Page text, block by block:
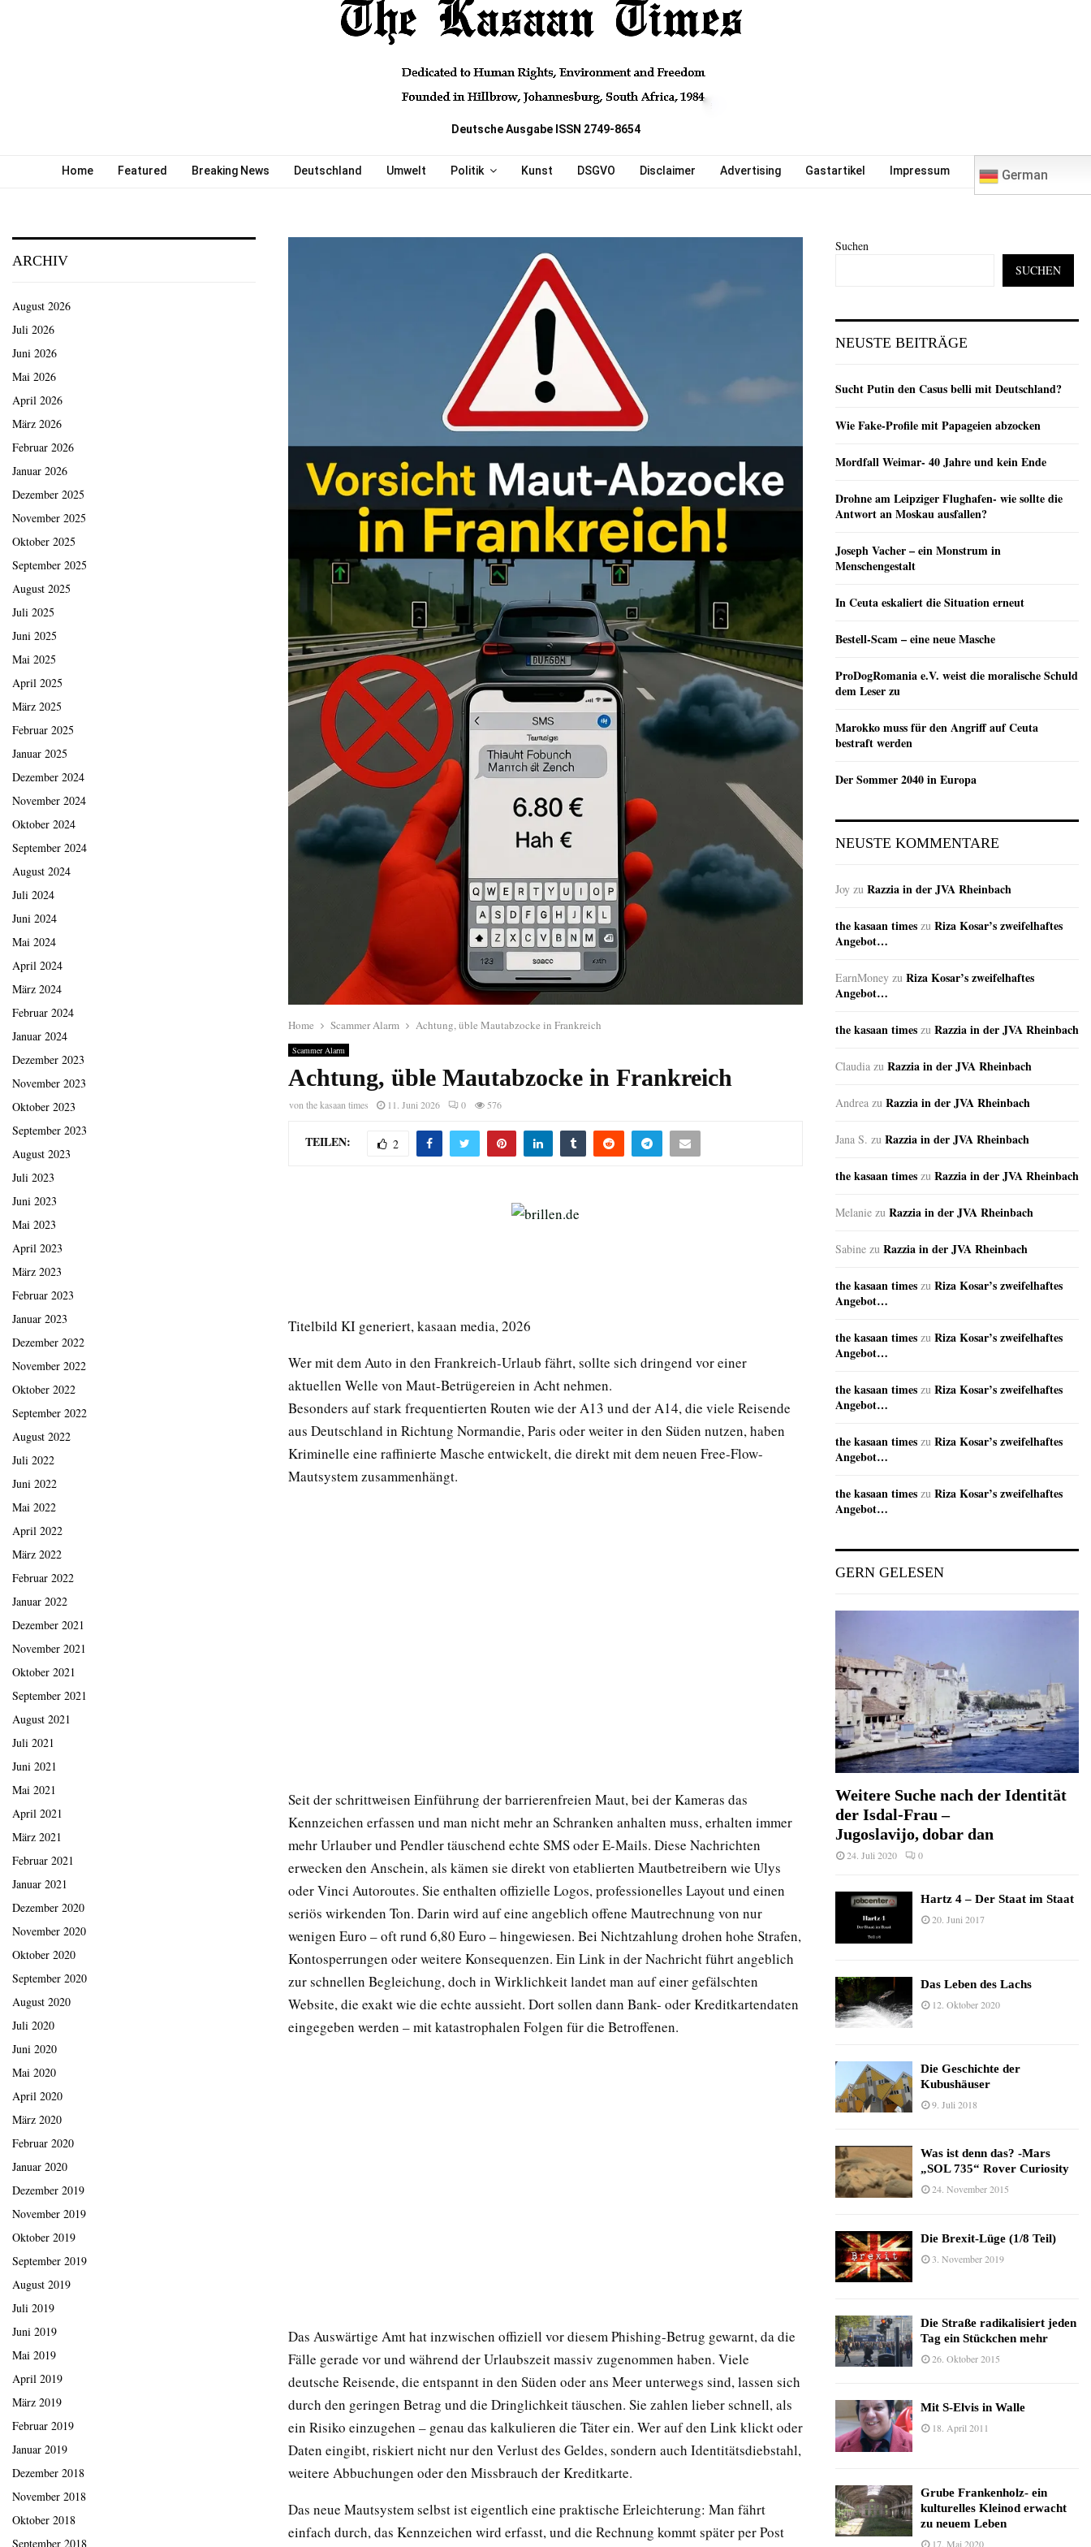
Deutsche Ausgabe ISSN 2749-8654
Home Featured Breaking News Deutschland Umwelt Politik Kunst DSGVO Disclaimer Advertising Gastartikel Impressum German
Home Scammer Alarm Achtung, üble Mautabzocke in Frankreich
Scammer Alarm
Achtung, üble Mautabzocke in Frankreich
von the kasaan times 11. Juni 2026 0 576
TEILEN: 2
Titelbild KI generiert, kasaan media, 2026
Wer mit dem Auto in den Frankreich-Urlaub fährt, sollte sich dringend vor einer
aktuellen Welle von Maut-Betrügereien in Acht nehmen.
Besonders auf stark frequentierten Routen wie der A13 und der A14, die viele Reisende
aus Deutschland in Richtung Normandie, Paris oder weiter in den Süden nutzen, haben
Kriminelle eine raffinierte Masche entwickelt, die direkt mit dem neuen Free-Flow-
Mautsystem zusammenhängt.
Seit der schrittweisen Einführung der barrierenfreien Maut, bei der Kameras das
Kennzeichen erfassen und man nicht mehr an Schranken anhalten muss, erhalten immer
mehr Urlauber und Pendler täuschend echte SMS oder E-Mails. Diese Nachrichten
erwecken den Anschein, als kämen sie direkt von etablierten Mautbetreibern wie Ulys
oder Vinci Autoroutes. Sie enthalten offizielle Logos, professionelles Layout und einen
seriös wirkenden Ton. Darin wird auf eine angeblich offene Mautrechnung von nur
wenigen Euro – oft rund 6,80 Euro – hingewiesen. Bei Nichtzahlung drohen hohe Strafen,
Kontosperrungen oder weitere Konsequenzen. Ein Link in der Nachricht führt angeblich
zur schnellen Begleichung, doch in Wirklichkeit landet man auf einer gefälschten
Website, die exakt wie die echte aussieht. Dort sollen dann Bank- oder Kreditkartendaten
eingegeben werden – mit katastrophalen Folgen für die Betroffenen.
Das Auswärtige Amt hat inzwischen offiziell vor diesem Phishing-Betrug gewarnt, da die
Fälle gerade vor und während der Urlaubszeit massiv zugenommen haben. Viele
deutsche Reisende, die entspannt in den Süden oder ans Meer unterwegs sind, lassen sich
durch den geringen Betrag und die Dringlichkeit täuschen. Sie zahlen lieber schnell, als
ein Risiko einzugehen – genau das kalkulieren die Täter ein. Wer auf den Link klickt oder
Daten eingibt, riskiert nicht nur den Verlust des Geldes, sondern auch Identitätsdiebstahl,
weitere Abbuchungen oder den Missbrauch der Kreditkarte.
Das neue Mautsystem selbst ist eigentlich eine praktische Erleichterung: Man fährt
einfach durch, das Kennzeichen wird erfasst, und die Rechnung kommt später per Post
ARCHIV
August 2026
Juli 2026
Juni 2026
Mai 2026
April 2026
März 2026
Februar 2026
Januar 2026
Dezember 2025
November 2025
Oktober 2025
September 2025
August 2025
Juli 2025
Juni 2025
Mai 2025
April 2025
März 2025
Februar 2025
Januar 2025
Dezember 2024
November 2024
Oktober 2024
September 2024
August 2024
Juli 2024
Juni 2024
Mai 2024
April 2024
März 2024
Februar 2024
Januar 2024
Dezember 2023
November 2023
Oktober 2023
September 2023
August 2023
Juli 2023
Juni 2023
Mai 2023
April 2023
März 2023
Februar 2023
Januar 2023
Dezember 2022
November 2022
Oktober 2022
September 2022
August 2022
Juli 2022
Juni 2022
Mai 2022
April 2022
März 2022
Februar 2022
Januar 2022
Dezember 2021
November 2021
Oktober 2021
September 2021
August 2021
Juli 2021
Juni 2021
Mai 2021
April 2021
März 2021
Februar 2021
Januar 2021
Dezember 2020
November 2020
Oktober 2020
September 2020
August 2020
Juli 2020
Juni 2020
Mai 2020
April 2020
März 2020
Februar 2020
Januar 2020
Dezember 2019
November 2019
Oktober 2019
September 2019
August 2019
Juli 2019
Juni 2019
Mai 2019
April 2019
März 2019
Februar 2019
Januar 2019
Dezember 2018
November 2018
Oktober 2018
September 2018
Suchen
SUCHEN
NEUSTE BEITRÄGE
Sucht Putin den Casus belli mit Deutschland?
Wie Fake-Profile mit Papageien abzocken
Mordfall Weimar- 40 Jahre und kein Ende
Drohne am Leipziger Flughafen- wie sollte die
Antwort an Moskau ausfallen?
Joseph Vacher – ein Monstrum in
Menschengestalt
In Ceuta eskaliert die Situation erneut
Bestell-Scam – eine neue Masche
ProDogRomania e.V. weist die moralische Schuld
dem Leser zu
Marokko muss für den Angriff auf Ceuta
bestraft werden
Der Sommer 2040 in Europa
NEUSTE KOMMENTARE
Joy zu Razzia in der JVA Rheinbach
the kasaan times zu Riza Kosar’s zweifelhaftes
Angebot…
EarnMoney zu Riza Kosar’s zweifelhaftes
Angebot…
the kasaan times zu Razzia in der JVA Rheinbach
Claudia zu Razzia in der JVA Rheinbach
Andrea zu Razzia in der JVA Rheinbach
Jana S. zu Razzia in der JVA Rheinbach
the kasaan times zu Razzia in der JVA Rheinbach
Melanie zu Razzia in der JVA Rheinbach
Sabine zu Razzia in der JVA Rheinbach
the kasaan times zu Riza Kosar’s zweifelhaftes
Angebot…
the kasaan times zu Riza Kosar’s zweifelhaftes
Angebot…
the kasaan times zu Riza Kosar’s zweifelhaftes
Angebot…
the kasaan times zu Riza Kosar’s zweifelhaftes
Angebot…
the kasaan times zu Riza Kosar’s zweifelhaftes
Angebot…
GERN GELESEN
Weitere Suche nach der Identität
der Isdal-Frau –
Jugoslavijo, dobar dan
24. Juli 2020 0
Hartz 4 – Der Staat im Staat
20. Juni 2017
Das Leben des Lachs
12. Oktober 2020
Die Geschichte der
Kubushäuser
9. Juli 2018
Was ist denn das? -Mars
„SOL 735“ Rover Curiosity
24. November 2015
Die Brexit-Lüge (1/8 Teil)
3. November 2019
Die Straße radikalisiert jeden
Tag ein Stückchen mehr
26. Oktober 2015
Mit S-Elvis in Walle
18. April 2011
Grube Frankenholz- ein
kulturelles Kleinod erwacht
zu neuem Leben
17. Mai 2020